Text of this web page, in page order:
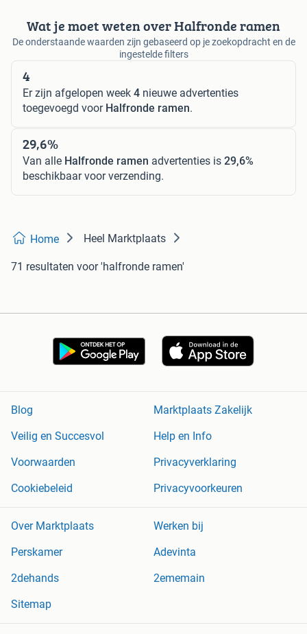
Wat je moet weten over Halfronde ramen
De onderstaande waarden zijn gebaseerd op je zoekopdracht en de
ingestelde filters
4
Er zijn afgelopen week 4 nieuwe advertenties
toegevoegd voor Halfronde ramen.
29,6%
Van alle Halfronde ramen advertenties is 29,6%
beschikbaar voor verzending.
Home Heel Marktplaats
71 resultaten voor 'halfronde ramen'
Blog
Marktplaats Zakelijk
Veilig en Succesvol
Help en Info
Voorwaarden
Privacyverklaring
Cookiebeleid
Privacyvoorkeuren
Over Marktplaats
Werken bij
Perskamer
Adevinta
2dehands
2ememain
Sitemap